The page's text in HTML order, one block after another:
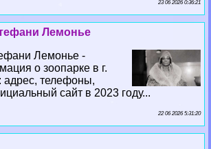
23 06 2026 0:36:21
Лемонье
Лемонье -
о зоопарке в г.
адрес, телефоны,
сайт в 2023 году...
22 06 2026 5:31:20